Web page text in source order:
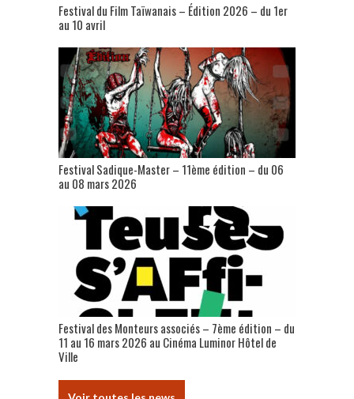
Festival du Film Taïwanais – Édition 2026 – du 1er
au 10 avril
Festival Sadique-Master – 11ème édition – du 06
au 08 mars 2026
Festival des Monteurs associés – 7ème édition – du
11 au 16 mars 2026 au Cinéma Luminor Hôtel de
Ville